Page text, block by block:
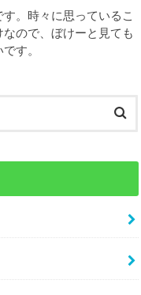
。時々に思っているこ
ので、ぼけーと見ても
す。